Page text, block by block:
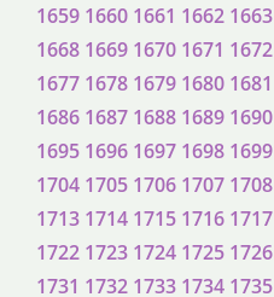
1659 1660 1661 1662 1663
1668 1669 1670 1671 1672
1677 1678 1679 1680 1681
1686 1687 1688 1689 1690
1695 1696 1697 1698 1699
1704 1705 1706 1707 1708
1713 1714 1715 1716 1717
1722 1723 1724 1725 1726
1731 1732 1733 1734 1735